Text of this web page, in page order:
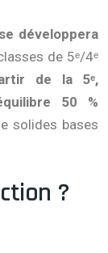
développera
de 5ᵉ/4ᵉ
de la 5ᵉ,
50 %
solides bases
?